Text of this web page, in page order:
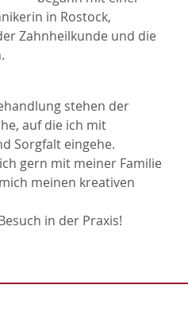
in Rostock,
Zahnheilkunde und die
stehen der
auf die ich mit
Sorgfalt eingehe.
gern mit meiner Familie
meinen kreativen
in der Praxis!